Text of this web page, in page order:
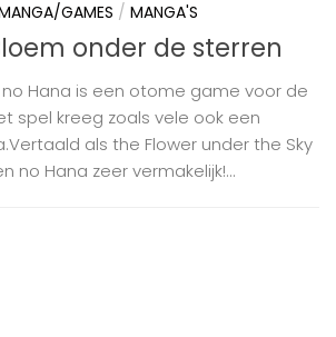
GAMES / MANGA'S
onder de sterren
Hana is een otome game voor de
spel kreeg zoals vele ook een
als the Flower under the Sky
no Hana zeer vermakelijk!...